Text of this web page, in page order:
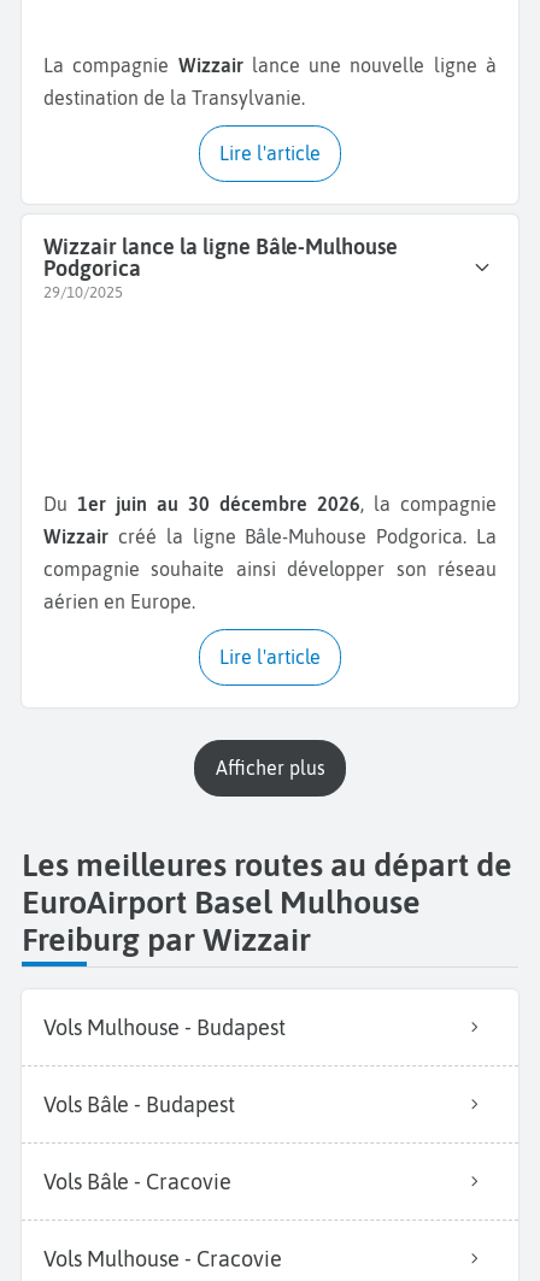
La compagnie Wizzair lance une nouvelle ligne à
destination de la Transylvanie.
Lire l'article
Wizzair lance la ligne Bâle-Mulhouse
Podgorica
29/10/2025
Du 1er juin au 30 décembre 2026 , la compagnie
Wizzair créé la ligne Bâle-Muhouse Podgorica. La
compagnie souhaite ainsi développer son réseau
aérien en Europe.
Lire l'article
Afficher plus
Les meilleures routes au départ de
EuroAirport Basel Mulhouse
Freiburg par Wizzair
Vols Mulhouse - Budapest
Vols Bâle - Budapest
Vols Bâle - Cracovie
Vols Mulhouse - Cracovie